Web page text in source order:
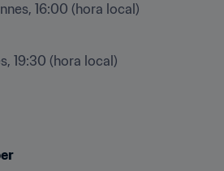
16:00 (hora local)
19:30 (hora local)